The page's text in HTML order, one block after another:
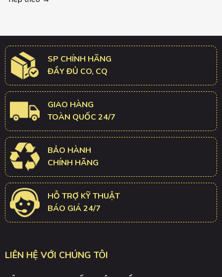
SP CHÍNH HÃNG
ĐẦY ĐỦ CO, CQ
GIAO HÀNG
TOÀN QUỐC 24/7
BẢO HÀNH
CHÍNH HÃNG
HỖ TRỢ KỸ THUẬT
BÁO GIÁ 24/7
LIÊN HỆ VỚI CHÚNG TÔI